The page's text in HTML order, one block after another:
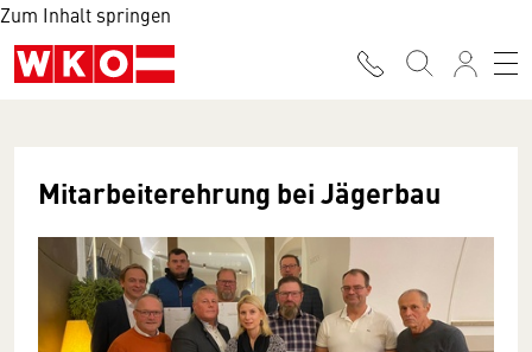
Zum Inhalt springen
Mitarbeiterehrung bei Jägerbau